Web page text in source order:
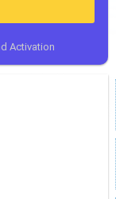
Activation